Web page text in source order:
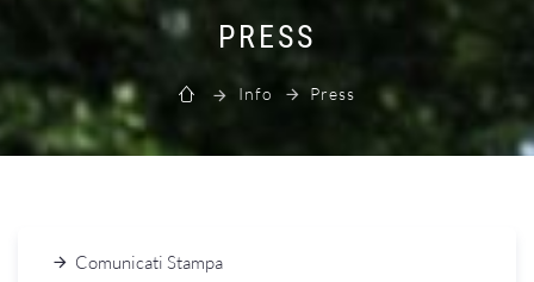
PRESS
Info Press
Comunicati Stampa